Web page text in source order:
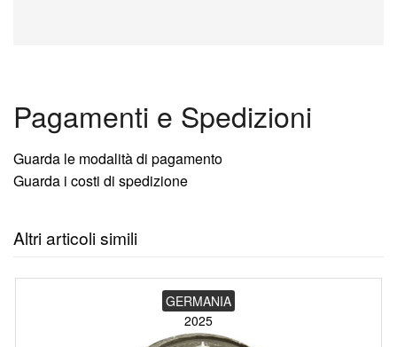
Pagamenti e Spedizioni
Guarda le modalità di pagamento
Guarda i costi di spedizione
Altri articoli simili
GERMANIA
2025